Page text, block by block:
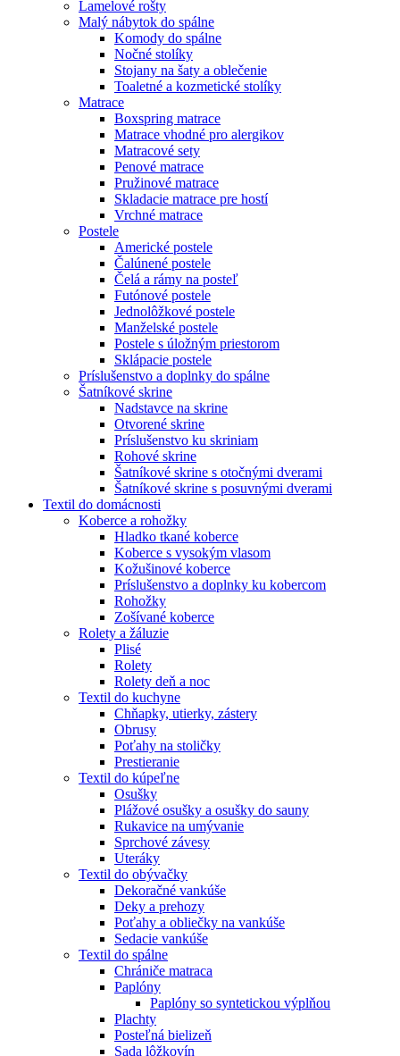
Lamelové rošty
Malý nábytok do spálne
Komody do spálne
Nočné stolíky
Stojany na šaty a oblečenie
Toaletné a kozmetické stolíky
Matrace
Boxspring matrace
Matrace vhodné pro alergikov
Matracové sety
Penové matrace
Pružinové matrace
Skladacie matrace pre hostí
Vrchné matrace
Postele
Americké postele
Čalúnené postele
Čelá a rámy na posteľ
Futónové postele
Jednolôžkové postele
Manželské postele
Postele s úložným priestorom
Sklápacie postele
Príslušenstvo a doplnky do spálne
Šatníkové skrine
Nadstavce na skrine
Otvorené skrine
Príslušenstvo ku skriniam
Rohové skrine
Šatníkové skrine s otočnými dverami
Šatníkové skrine s posuvnými dverami
Textil do domácnosti
Koberce a rohožky
Hladko tkané koberce
Koberce s vysokým vlasom
Kožušinové koberce
Príslušenstvo a doplnky ku kobercom
Rohožky
Zošívané koberce
Rolety a žáluzie
Plisé
Rolety
Rolety deň a noc
Textil do kuchyne
Chňapky, utierky, zástery
Obrusy
Poťahy na stoličky
Prestieranie
Textil do kúpeľne
Osušky
Plážové osušky a osušky do sauny
Rukavice na umývanie
Sprchové závesy
Uteráky
Textil do obývačky
Dekoračné vankúše
Deky a prehozy
Poťahy a obliečky na vankúše
Sedacie vankúše
Textil do spálne
Chrániče matraca
Paplóny
Paplóny so syntetickou výplňou
Plachty
Posteľná bielizeň
Sada lôžkovín